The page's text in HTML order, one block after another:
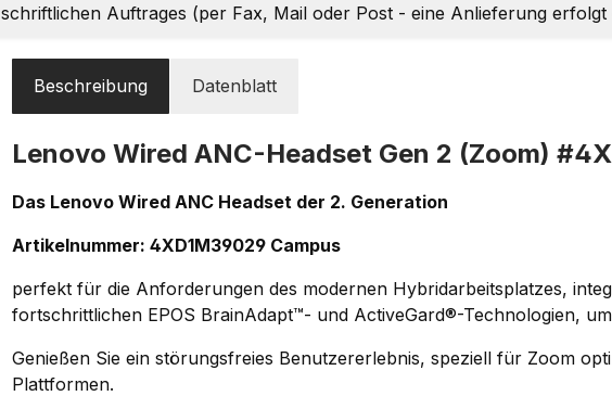
schriftlichen Auftrages (per Fax, Mail oder Post - eine Anlieferung
Beschreibung Datenblatt
Lenovo Wired ANC-Headset Gen 2 (Zoom)
Das Lenovo Wired ANC Headset der 2. Generation
Artikelnummer: 4XD1M39029 Campus
perfekt für die Anforderungen des modernen Hybridarbeitsplatzes,
fortschrittlichen EPOS BrainAdapt™- und ActiveGard®-Technologien,
Genießen Sie ein störungsfreies Benutzererlebnis, speziell für Zoom
Plattformen.